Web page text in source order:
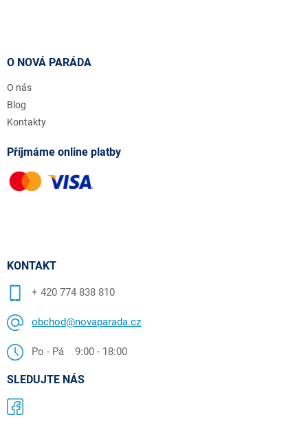
O NOVÁ PARÁDA
O nás
Blog
Kontakty
Příjmáme online platby
KONTAKT
+ 420 774 838 810
obchod@novaparada.cz
Po - Pá 9:00 - 18:00
SLEDUJTE NÁS